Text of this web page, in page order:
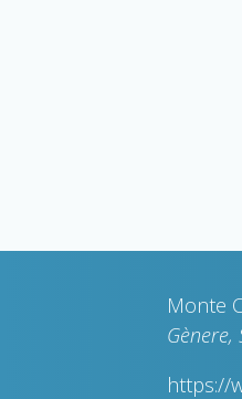
Monte
Gènere,
https://